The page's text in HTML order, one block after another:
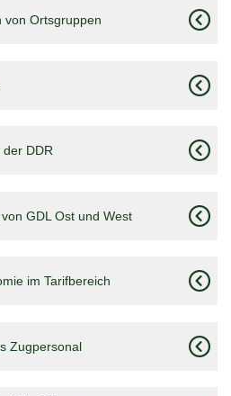
von Ortsgruppen
DDR
GDL Ost und West
im Tarifbereich
Zugpersonal